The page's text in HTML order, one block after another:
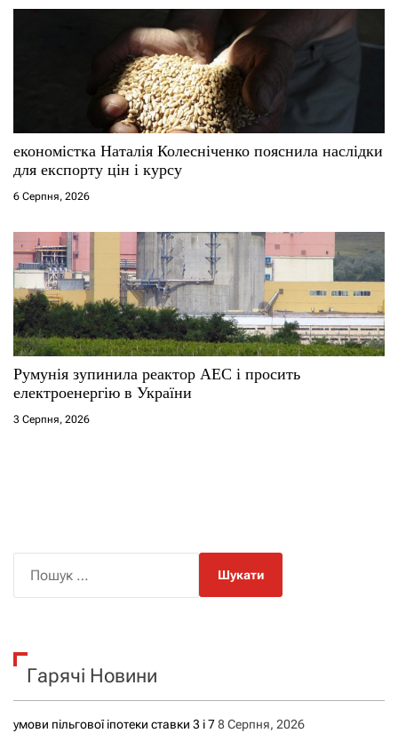
економістка Наталія Колесніченко пояснила наслідки
для експорту цін і курсу
6 Серпня, 2026
Румунія зупинила реактор АЕС і просить
електроенергію в України
3 Серпня, 2026
к
Гарячі Новини
умови пільгової іпотеки ставки 3 і 78 Серпня, 2026